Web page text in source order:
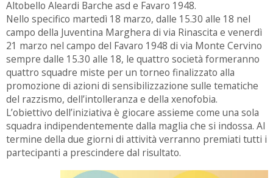
Altobello Aleardi Barche asd e Favaro 1948.
Nello specifico martedì 18 marzo, dalle 15.30 alle 18 nel
campo della Juventina Marghera di via Rinascita e venerdì
21 marzo nel campo del Favaro 1948 di via Monte Cervino
sempre dalle 15.30 alle 18, le quattro società formeranno
quattro squadre miste per un torneo finalizzato alla
promozione di azioni di sensibilizzazione sulle tematiche
del razzismo, dell’intolleranza e della xenofobia.
L’obiettivo dell’iniziativa è giocare assieme come una sola
squadra indipendentemente dalla maglia che si indossa. Al
termine della due giorni di attività verranno premiati tutti i
partecipanti a prescindere dal risultato.